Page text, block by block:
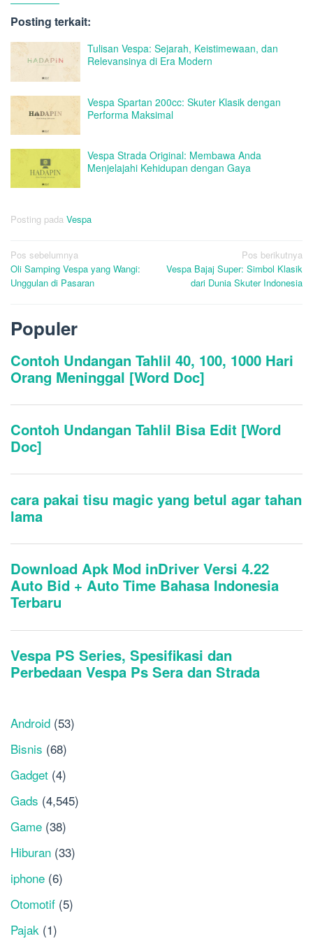
Posting terkait:
Tulisan Vespa: Sejarah, Keistimewaan, dan
Relevansinya di Era Modern
Vespa Spartan 200cc: Skuter Klasik dengan
Performa Maksimal
Vespa Strada Original: Membawa Anda
Menjelajahi Kehidupan dengan Gaya
Posting pada Vespa
Navigasi
pos
Pos sebelumnya
Oli Samping Vespa yang Wangi:
Unggulan di Pasaran
Pos berikutnya
Vespa Bajaj Super: Simbol Klasik
dari Dunia Skuter Indonesia
Populer
Android (53)
Bisnis (68)
Gadget (4)
Gads (4,545)
Game (38)
Hiburan (33)
iphone (6)
Otomotif (5)
Pajak (1)